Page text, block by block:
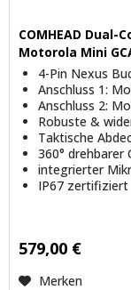
COMHEAD Dual-
Motorola Mini
4-Pin Nexus
Anschluss 1:
Anschluss 2:
Robuste &
Taktische
360° drehbarer
integrierter
IP67 zertifiziert
579,00 €
Merken